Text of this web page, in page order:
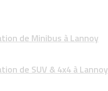
de Minibus à Lannoy
de SUV & 4x4 à Lannoy